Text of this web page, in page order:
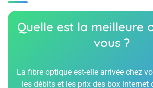
Quelle est la meilleure
vous ?
La fibre optique est-elle arrivée chez
les débits et les prix des box internet